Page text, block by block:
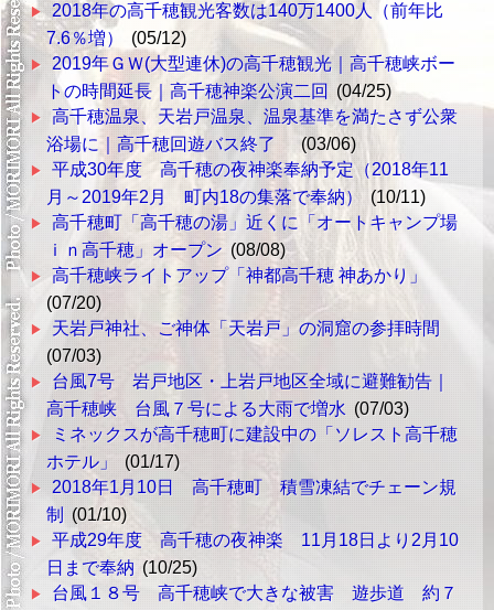
2018年の高千穂観光客数は140万1400人（前年比
7.6％増）
(05/12)
2019年ＧＷ(大型連休)の高千穂観光｜高千穂峡ボー
トの時間延長｜高千穂神楽公演二回
(04/25)
高千穂温泉、天岩戸温泉、温泉基準を満たさず公衆
浴場に｜高千穂回遊バス終了
(03/06)
平成30年度 高千穂の夜神楽奉納予定（2018年11
月～2019年2月 町内18の集落で奉納） (10/11)
高千穂町「高千穂の湯」近くに「オートキャンプ場
ｉｎ高千穂」オープン (08/08)
高千穂峡ライトアップ「神都高千穂 神あかり」
(07/20)
天岩戸神社、ご神体「天岩戸」の洞窟の参拝時間
(07/03)
台風7号 岩戸地区・上岩戸地区全域に避難勧告｜
高千穂峡 台風７号による大雨で増水 (07/03)
ミネックスが高千穂町に建設中の「ソレスト高千穂
ホテル」
(01/17)
2018年1月10日 高千穂町 積雪凍結でチェーン規
制
(01/10)
平成29年度 高千穂の夜神楽 11月18日より2月10
日まで奉納 (10/25)
台風１８号 高千穂峡で大きな被害 遊歩道 約７